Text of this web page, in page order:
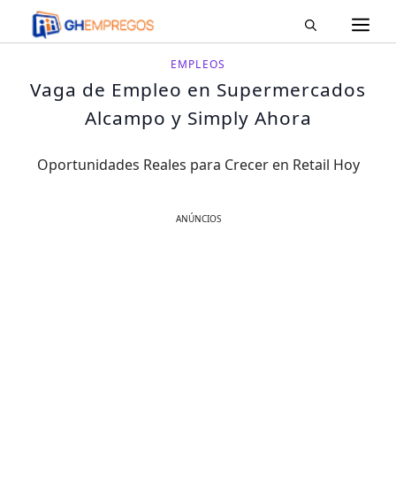
Pular
para
conteúdo
EMPLEOS
Vaga de Empleo en Supermercados
Alcampo y Simply Ahora
Oportunidades Reales para Crecer en Retail Hoy
ANÚNCIOS